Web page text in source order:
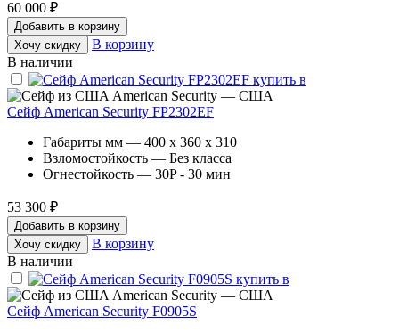
60 000 ₽
Добавить в корзину
Хочу скидку
В корзину
В наличии
American Security — США
Сейф American Security FP2302EF
Габариты мм — 400 x 360 x 310
Взломостойкость — Без класса
Огнестойкость — 30P - 30 мин
53 300 ₽
Добавить в корзину
Хочу скидку
В корзину
В наличии
American Security — США
Сейф American Security F0905S